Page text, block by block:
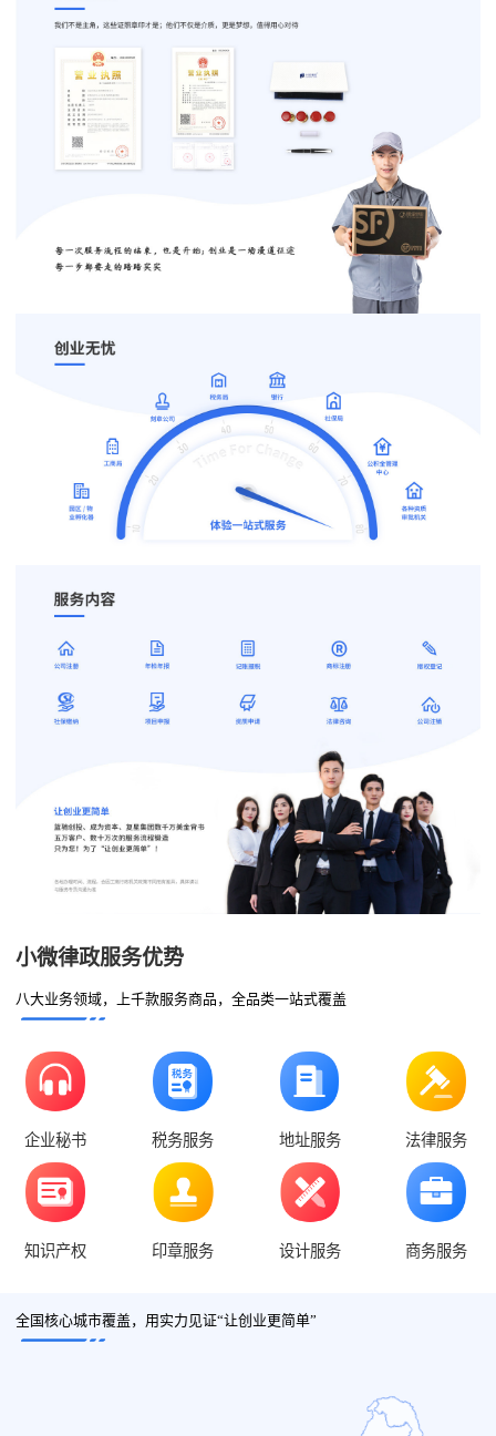
小微律政服务优势
八大业务领域，上千款服务商品，全品类一站式覆盖
企业秘书 税务服务 地址服务 法律服务
知识产权 印章服务 设计服务 商务服务
全国核心城市覆盖，用实力见证“让创业更简单”